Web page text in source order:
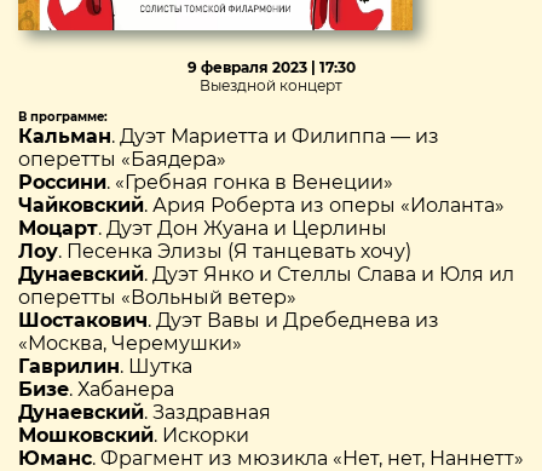
9 февраля 2023 | 17:30
Выездной концерт
В программе:
Кальман. Дуэт Мариетта и Филиппа — из
оперетты «Баядера»
Россини. «Гребная гонка в Венеции»
Чайковский. Ария Роберта из оперы «Иоланта»
Моцарт. Дуэт Дон Жуана и Церлины
Лоу. Песенка Элизы (Я танцевать хочу)
Дунаевский. Дуэт Янко и Стеллы Слава и Юля ил
оперетты «Вольный ветер»
Шостакович. Дуэт Вавы и Дребеднева из
«Москва, Черемушки»
Гаврилин. Шутка
Бизе. Хабанера
Дунаевский. Заздравная
Мошковский. Искорки
Юманс. Фрагмент из мюзикла «Нет, нет, Наннетт»